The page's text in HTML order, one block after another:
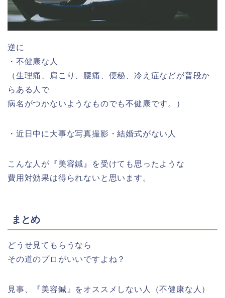
逆に
・不健康な人
（生理痛、肩こり、腰痛、便秘、冷え症などが普段か
らある人で
病名がつかないようなものでも不健康です。）
・近日中に大事な写真撮影・結婚式がない人
こんな人が『美容鍼』を受けても思ったような
費用対効果は得られないと思います。
まとめ
どうせ見てもらうなら
その道のプロがいいですよね？
見事、『美容鍼』をオススメしない人（不健康な人）